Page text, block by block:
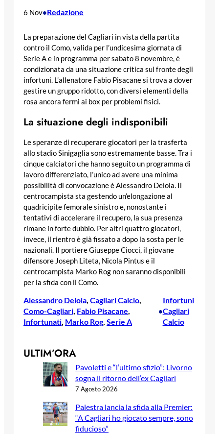
6 Nov•Redazione
La preparazione del Cagliari in vista della partita
contro il Como, valida per l’undicesima giornata di
Serie A e in programma per sabato 8 novembre, è
condizionata da una situazione critica sul fronte degli
infortuni. L’allenatore Fabio Pisacane si trova a dover
gestire un gruppo ridotto, con diversi elementi della
rosa ancora fermi ai box per problemi fisici.
La situazione degli indisponibili
Le speranze di recuperare giocatori per la trasferta
allo stadio Sinigaglia sono estremamente basse. Tra i
cinque calciatori che hanno seguito un programma di
lavoro differenziato, l’unico ad avere una minima
possibilità di convocazione è Alessandro Deiola. Il
centrocampista sta gestendo un’elongazione al
quadricipite femorale sinistro e, nonostante i
tentativi di accelerare il recupero, la sua presenza
rimane in forte dubbio. Per altri quattro giocatori,
invece, il rientro è già fissato a dopo la sosta per le
nazionali. Il portiere Giuseppe Ciocci, il giovane
difensore Joseph Liteta, Nicola Pintus e il
centrocampista Marko Rog non saranno disponibili
per la sfida con il Como.
Alessandro Deiola, Cagliari Calcio
Como-Cagliari, Fabio Pisacane
Infortunati, Marko Rog, Serie A
•
Infortuni
Cagliari
Calcio
ULTIM’ORA
Pavoletti e “l’ultimo sfizio”: Livorno
sogna il ritorno dell’ex Cagliari
7 Agosto 2026
Palestra lancia la sfida alla Premier:
“A Cagliari ho giocato sempre, sono
fiducioso”